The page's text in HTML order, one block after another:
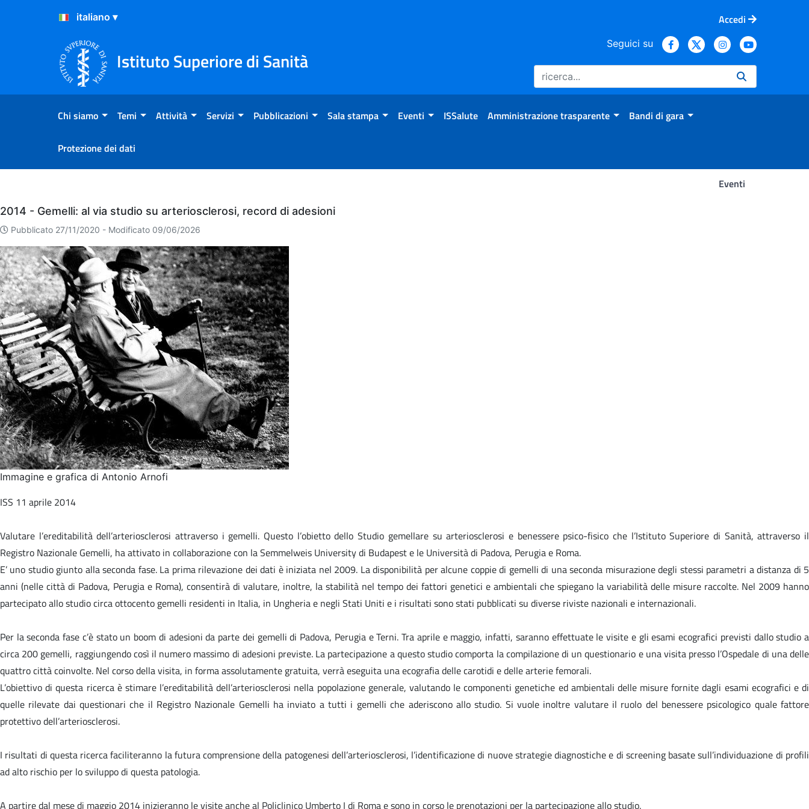
Salta al Contenuto
Salta al Footer
Accedi
Istituto Superiore di Sanità
Seguici su
Chi siamo Temi Attività Servizi Pubblicazioni Sala stampa Eventi ISSalute Amministrazione trasparente Bandi di gara
Protezione dei dati
Eventi
Eventi
2014 - Gemelli: al via studio su arteriosclerosi, record di adesioni
Pubblicato 27/11/2020 - Modificato 09/06/2026
Immagine e grafica di Antonio Arnofi
ISS 11 aprile 2014
Valutare l’ereditabilità dell’arteriosclerosi attraverso i gemelli. Questo l’obietto dello Studio gemellare su arteriosclerosi e benessere psico-fisico che l’Istituto Superiore di Sanità, attraverso il
Registro Nazionale Gemelli, ha attivato in collaborazione con la Semmelweis University di Budapest e le Università di Padova, Perugia e Roma.
E’ uno studio giunto alla seconda fase. La prima rilevazione dei dati è iniziata nel 2009. La disponibilità per alcune coppie di gemelli di una seconda misurazione degli stessi parametri a distanza di 5
anni (nelle città di Padova, Perugia e Roma), consentirà di valutare, inoltre, la stabilità nel tempo dei fattori genetici e ambientali che spiegano la variabilità delle misure raccolte. Nel 2009 hanno
partecipato allo studio circa ottocento gemelli residenti in Italia, in Ungheria e negli Stati Uniti e i risultati sono stati pubblicati su diverse riviste nazionali e internazionali.
Per la seconda fase c’è stato un boom di adesioni da parte dei gemelli di Padova, Perugia e Terni. Tra aprile e maggio, infatti, saranno effettuate le visite e gli esami ecografici previsti dallo studio a
circa 200 gemelli, raggiungendo così il numero massimo di adesioni previste. La partecipazione a questo studio comporta la compilazione di un questionario e una visita presso l’Ospedale di una delle
quattro città coinvolte. Nel corso della visita, in forma assolutamente gratuita, verrà eseguita una ecografia delle carotidi e delle arterie femorali.
L’obiettivo di questa ricerca è stimare l’ereditabilità dell’arteriosclerosi nella popolazione generale, valutando le componenti genetiche ed ambientali delle misure fornite dagli esami ecografici e di
quelle rilevate dai questionari che il Registro Nazionale Gemelli ha inviato a tutti i gemelli che aderiscono allo studio. Si vuole inoltre valutare il ruolo del benessere psicologico quale fattore
protettivo dell’arteriosclerosi.
I risultati di questa ricerca faciliteranno la futura comprensione della patogenesi dell’arteriosclerosi, l’identificazione di nuove strategie diagnostiche e di screening basate sull’individuazione di profili
ad alto rischio per lo sviluppo di questa patologia.
A partire dal mese di maggio 2014 inizieranno le visite anche al Policlinico Umberto I di Roma e sono in corso le prenotazioni per la partecipazione allo studio.